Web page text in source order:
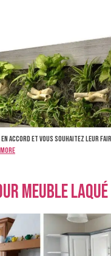
accord et vous souhaitez leur
meuble laqué